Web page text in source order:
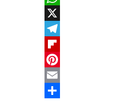
WhatsApp
X
Telegram
Flipboard
Pinterest
Email